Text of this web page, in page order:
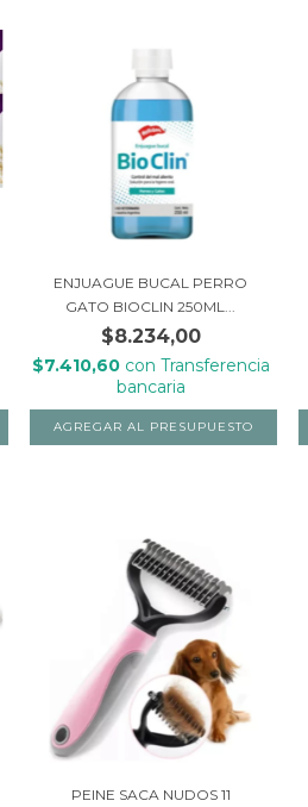
ENJUAGUE BUCAL PERRO
GATO BIOCLIN 250ML...
$8.234,00
$7.410,60 con Transferencia
bancaria
PEINE SACA NUDOS 11